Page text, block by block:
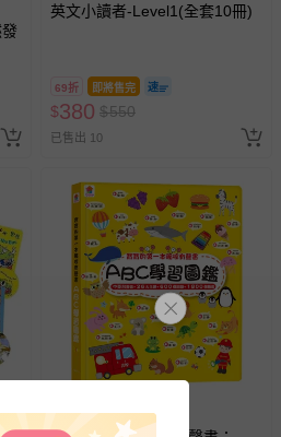
英文小讀者-Level1(全套10冊)
69折 即將售完
$380 $550
已售出 10
滿1件9折